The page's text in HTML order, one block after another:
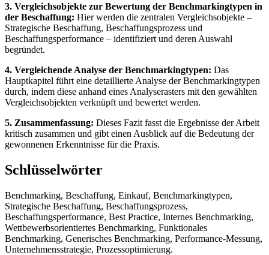
3. Vergleichsobjekte zur Bewertung der Benchmarkingtypen in
der Beschaffung: Hier werden die zentralen Vergleichsobjekte –
Strategische Beschaffung, Beschaffungsprozess und
Beschaffungsperformance – identifiziert und deren Auswahl
begründet.
4. Vergleichende Analyse der Benchmarkingtypen: Das
Hauptkapitel führt eine detaillierte Analyse der Benchmarkingtypen
durch, indem diese anhand eines Analyserasters mit den gewählten
Vergleichsobjekten verknüpft und bewertet werden.
5. Zusammenfassung: Dieses Fazit fasst die Ergebnisse der Arbeit
kritisch zusammen und gibt einen Ausblick auf die Bedeutung der
gewonnenen Erkenntnisse für die Praxis.
Schlüsselwörter
Benchmarking, Beschaffung, Einkauf, Benchmarkingtypen,
Strategische Beschaffung, Beschaffungsprozess,
Beschaffungsperformance, Best Practice, Internes Benchmarking,
Wettbewerbsorientiertes Benchmarking, Funktionales
Benchmarking, Generisches Benchmarking, Performance-Messung,
Unternehmensstrategie, Prozessoptimierung.